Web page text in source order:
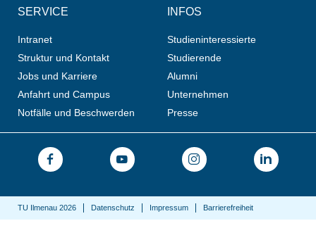
SERVICE
Intranet
Struktur und Kontakt
Jobs und Karriere
Anfahrt und Campus
Notfälle und Beschwerden
INFOS
Studieninteressierte
Studierende
Alumni
Unternehmen
Presse
TU Ilmenau 2026 Datenschutz Impressum Barrierefreiheit